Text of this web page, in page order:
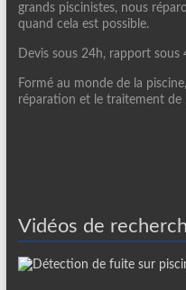
grands piscinistes, nous
quand cela est possible.
Devis sous 24h, rapport sous
Formé au monde de la
réparation et le traitement de
Vidéos de